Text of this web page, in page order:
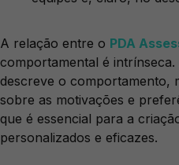
A relação entre o PDA
comportamental é
descreve o comportamento,
sobre as motivações e
que é essencial para a
personalizados e eficazes.